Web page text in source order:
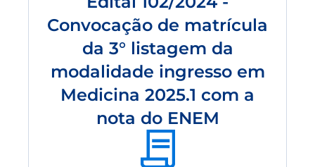
Convocação de matrícula
da 3° listagem da
modalidade ingresso em
Medicina 2025.1 com a
nota do ENEM